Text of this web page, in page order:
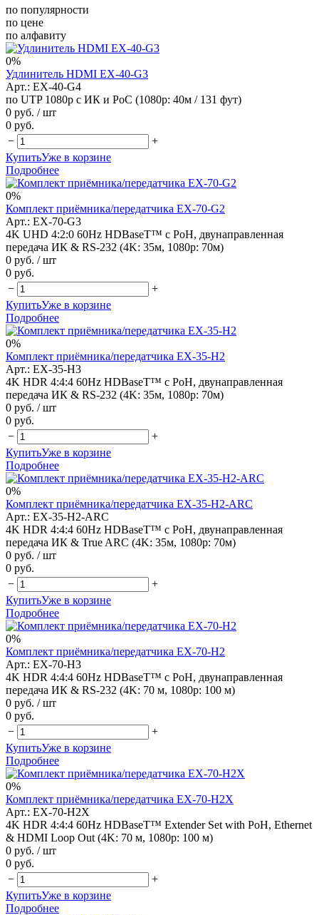
по популярности
по цене
по алфавиту
0%
Удлинитель HDMI EX-40-G3
Арт.: EX-40-G4
по UTP 1080p с ИК и PoC (1080p: 40м / 131 фут)
0 руб. / шт
0 руб.
−
+
КупитьУже в корзине
Подробнее
0%
Комплект приёмника/передатчика EX-70-G2
Арт.: EX-70-G3
4K UHD 4:2:0 60Hz HDBaseT™ с PoH, двунаправленная
передача ИК & RS-232 (4K: 35м, 1080p: 70м)
0 руб. / шт
0 руб.
−
+
КупитьУже в корзине
Подробнее
0%
Комплект приёмника/передатчика EX-35-H2
Арт.: EX-35-H3
4K HDR 4:4:4 60Hz HDBaseT™ с PoH, двунаправленная
передача ИК & RS-232 (4K: 35м, 1080p: 70м)
0 руб. / шт
0 руб.
−
+
КупитьУже в корзине
Подробнее
0%
Комплект приёмника/передатчика EX-35-H2-ARC
Арт.: EX-35-H2-ARC
4K HDR 4:4:4 60Hz HDBaseT™ с PoH, двунаправленная
передача ИК & True ARC (4K: 35м, 1080p: 70м)
0 руб. / шт
0 руб.
−
+
КупитьУже в корзине
Подробнее
0%
Комплект приёмника/передатчика EX-70-H2
Арт.: EX-70-H3
4K HDR 4:4:4 60Hz HDBaseT™ с PoH, двунаправленная
передача ИК & RS-232 (4K: 70 м, 1080p: 100 м)
0 руб. / шт
0 руб.
−
+
КупитьУже в корзине
Подробнее
0%
Комплект приёмника/передатчика EX-70-H2X
Арт.: EX-70-H2X
4K HDR 4:4:4 60Hz HDBaseT™ Extender Set with PoH, Ethernet
& HDMI Loop Out (4K: 70 м, 1080p: 100 м)
0 руб. / шт
0 руб.
−
+
КупитьУже в корзине
Подробнее